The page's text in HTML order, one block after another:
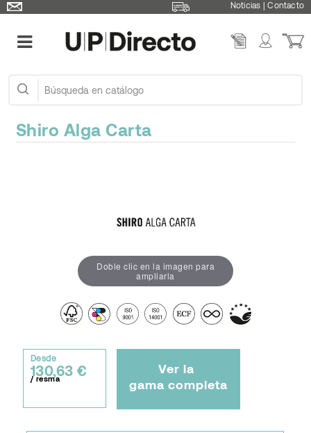
Noticias |Contacto
Shiro Alga Carta
Doble clic en la imagen para
ampliarla
Desde
130,63 €
/ resma
Ver la
gama completa